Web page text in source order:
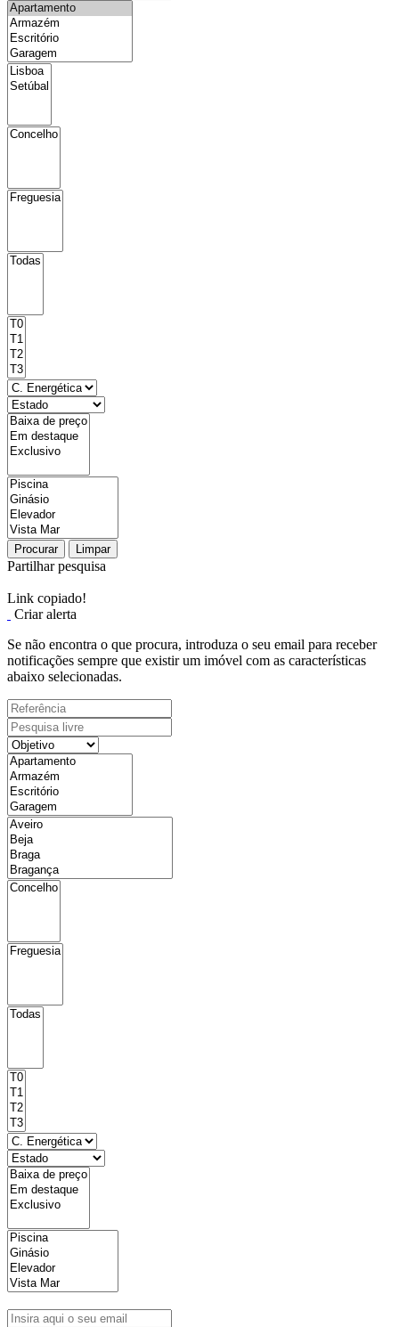
Procurar Limpar
Partilhar pesquisa
Link copiado!
Criar alerta
Se não encontra o que procura, introduza o seu email para receber
notificações sempre que existir um imóvel com as características
abaixo selecionadas.